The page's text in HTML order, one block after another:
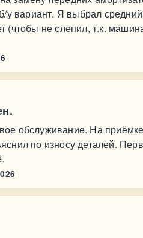
у вариант. Я выбрал
(чтобы не слепил, т.к.
обслуживание. На
по износу деталей.